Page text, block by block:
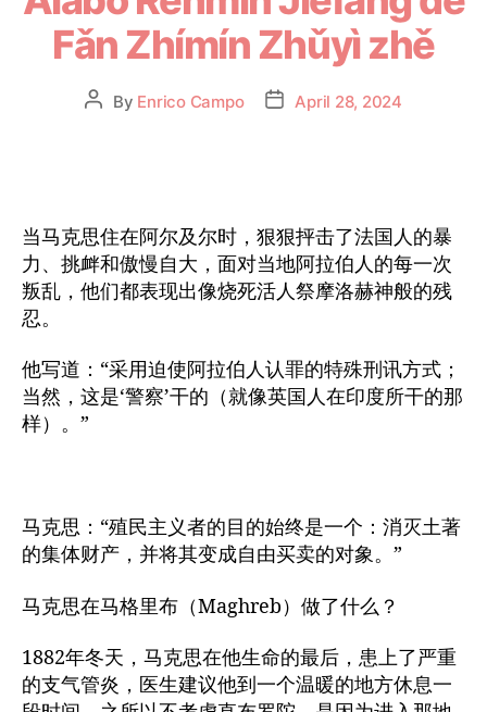
Fǎn Zhímín Zhǔyì zhě
By Enrico Campo April 28, 2024
当马克思住在阿尔及尔时，狠狠抨击了法国人的暴
力、挑衅和傲慢自大，面对当地阿拉伯人的每一次
叛乱，他们都表现出像烧死活人祭摩洛赫神般的残
忍。
他写道：“采用迫使阿拉伯人认罪的特殊刑讯方式；
当然，这是‘警察’干的（就像英国人在印度所干的那
样）。”
马克思：“殖民主义者的目的始终是一个：消灭土著
的集体财产，并将其变成自由买卖的对象。”
马克思在马格里布（Maghreb）做了什么？
1882年冬天，马克思在他生命的最后，患上了严重
的支气管炎，医生建议他到一个温暖的地方休息一